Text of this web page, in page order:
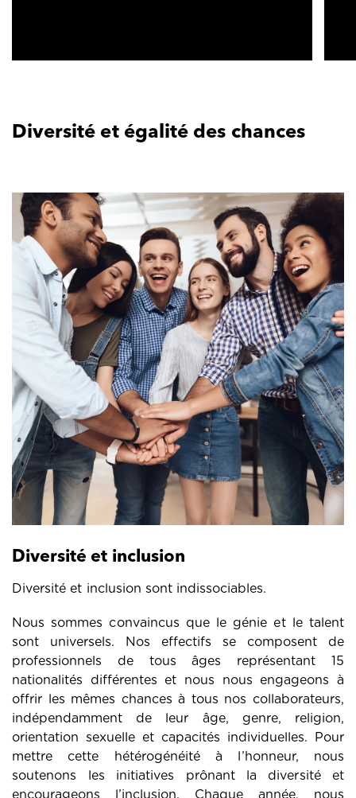
Diversité et égalité des chances
Diversité et inclusion
Diversité et inclusion sont indissociables.
Nous sommes convaincus que le génie et le talent
sont universels. Nos effectifs se composent de
professionnels de tous âges représentant 15
nationalités différentes et nous nous engageons à
offrir les mêmes chances à tous nos collaborateurs,
indépendamment de leur âge, genre, religion,
orientation sexuelle et capacités individuelles. Pour
mettre cette hétérogénéité à l’honneur, nous
soutenons les initiatives prônant la diversité et
encourageons l’inclusion. Chaque année, nous